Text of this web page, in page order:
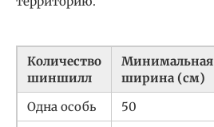
Количество
шиншилл
Минимальная
ширина (см)
Одна особь
50